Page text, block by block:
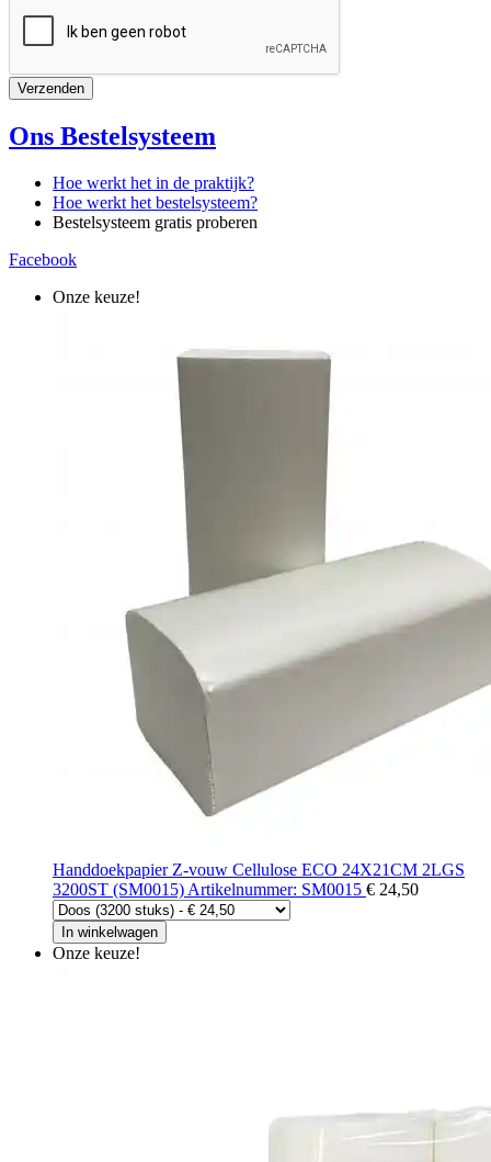
Verzenden
Ons Bestelsysteem
Hoe werkt het in de praktijk?
Hoe werkt het bestelsysteem?
Bestelsysteem gratis proberen
Facebook
Onze keuze!
Handdoekpapier Z-vouw Cellulose ECO 24X21CM 2LGS
3200ST (SM0015) Artikelnummer: SM0015 € 24,50
In winkelwagen
Onze keuze!